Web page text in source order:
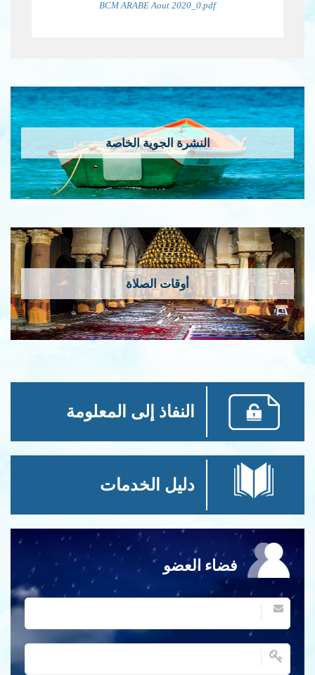
BCM ARABE Aout 2020_0.pdf
النشرة الجوية الخاصة
أوقات الصلاة
النفاذ إلى المعلومة
دليل الخدمات
فضاء العضو